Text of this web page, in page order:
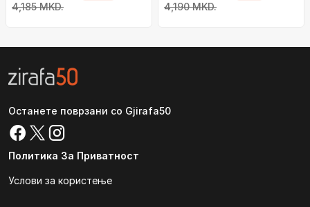
4,185 MKD. 4,190 MKD.
Останете поврзани со Gjirafa50
Политика За Приватност
Услови за користење